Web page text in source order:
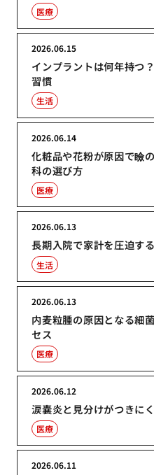
医療
インプラントは何年持つ
習慣
2026.06.15
生活
化粧品や花粉が原因で瞼
科の選び方
2026.06.14
医療
長期入院で家計を圧迫す
2026.06.13
生活
内麦粒腫の原因となる細
セス
2026.06.13
医療
涙嚢炎と見分けがつきに
2026.06.12
医療
2026.06.11